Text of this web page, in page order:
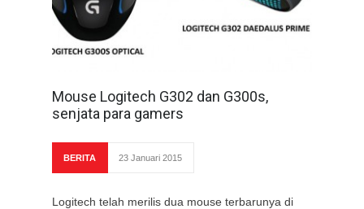
Mouse Logitech G302 dan G300s,
senjata para gamers
BERITA 23 Januari 2015
Logitech telah merilis dua mouse terbarunya di